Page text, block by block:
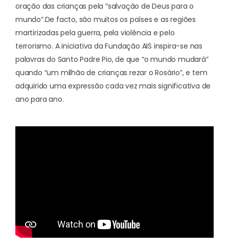
oração das crianças pela “salvação de Deus para o
mundo”.De facto, são muitos os países e as regiões
martirizadas pela guerra, pela violência e pelo
terrorismo. A iniciativa da Fundação AIS inspira-se nas
palavras do Santo Padre Pio, de que “o mundo mudará”
quando “um milhão de crianças rezar o Rosário”, e tem
adquirido uma expressão cada vez mais significativa de
ano para ano.